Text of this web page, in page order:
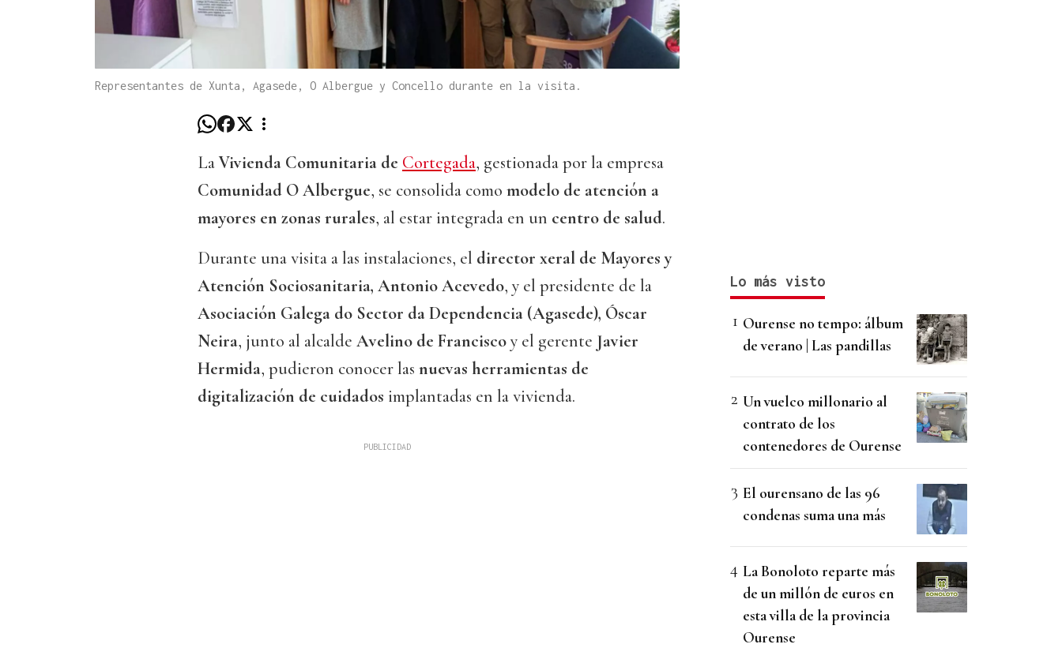
Representantes de Xunta, Agasede, O Albergue y Concello durante en la visita.
LaVivienda Comunitaria de Cortegada, gestionada por la empresa
Comunidad O Albergue, se consolida como modelo de atención a
mayores en zonas rurales, al estar integrada en un centro de salud.
Durante una visita a las instalaciones, el director xeral de Mayores y
Atención Sociosanitaria, Antonio Acevedo, y el presidente de la
Asociación Galega do Sector da Dependencia (Agasede), Óscar
Neira, junto al alcalde Avelino de Franciscoy el gerente Javier
Hermida, pudieron conocer las nuevas herramientas de
digitalización de cuidados implantadas en la vivienda.
Lo más visto
Ourense no tempo: álbum
de verano | Las pandillas
Un vuelco millonario al
contrato de los
contenedores de Ourense
El ourensano de las 96
condenas suma una más
La Bonoloto reparte más
de un millón de euros en
esta villa de la provincia
Ourense